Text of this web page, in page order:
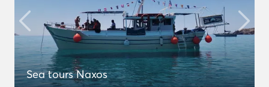
Sea tours Naxos